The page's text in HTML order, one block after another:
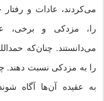
می‌کردند، عادات و
را، مزدکی و برخی،
می‌دانستند. چنان‌که
را به مزدکی نسبت دهند.
به عقیده آن‌ها آگاه